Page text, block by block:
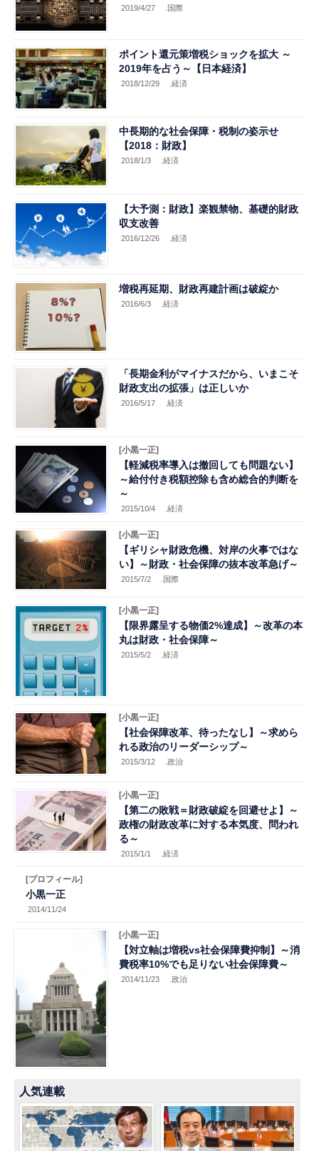
2019/4/27 .国際
ポイント還元策増税ショックを拡大 ～
2019年を占う～【日本経済】
2018/12/29 .経済
中長期的な社会保障・税制の姿示せ
【2018：財政】
2018/1/3 .経済
【大予測：財政】楽観禁物、基礎的財政
収支改善
2016/12/26 .経済
増税再延期、財政再建計画は破綻か
2016/6/3 .経済
「長期金利がマイナスだから、いまこそ
財政支出の拡張」は正しいか
2016/5/17 .経済
[小黒一正]
【軽減税率導入は撤回しても問題ない】
～給付付き税額控除も含め総合的判断を
～
2015/10/4 .経済
[小黒一正]
【ギリシャ財政危機、対岸の火事ではな
い】～財政・社会保障の抜本改革急げ～
2015/7/2 .国際
[小黒一正]
【限界露呈する物価2%達成】～改革の本
丸は財政・社会保障～
2015/5/2 .経済
[小黒一正]
【社会保障改革、待ったなし】～求めら
れる政治のリーダーシップ～
2015/3/12 .政治
[小黒一正]
【第二の敗戦＝財政破綻を回避せよ】～
政権の財政改革に対する本気度、問われ
る～
2015/1/1 .経済
[プロフィール]
小黒一正
2014/11/24
[小黒一正]
【対立軸は増税vs社会保障費抑制】～消
費税率10%でも足りない社会保障費～
2014/11/23 .政治
人気連載